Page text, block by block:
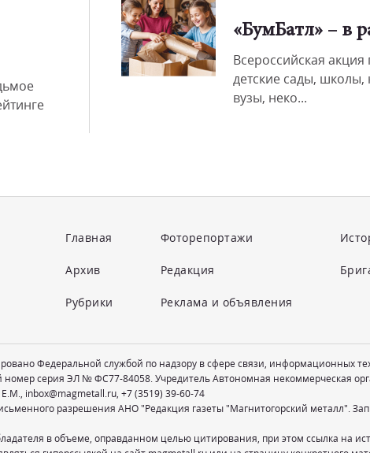
«БумБатл» – в
Всероссийская
детские сады, школы,
вузы, неко...
Главная
Архив
Рубрики
Фоторепортажи
Редакция
Реклама и объявления
Федеральной службой по надзору в сфере связи, информационных
серия ЭЛ № ФС77-84058. Учредитель Автономная некоммерческая
Е.М., inbox@magmetall.ru, +7 (3519) 39-60-74
разрешения АНО "Редакция газеты "Магнитогорский металл".
в объеме, оправданном целью цитирования, при этом ссылка на